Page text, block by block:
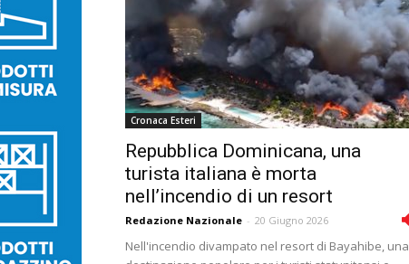
Cronaca Esteri
Repubblica Dominicana, una
turista italiana è morta
nell’incendio di un resort
Redazione Nazionale - 20 Giugno 2026
Nell'incendio divampato nel resort di Bayahibe, una